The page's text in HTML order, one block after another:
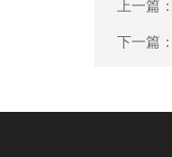
上一篇
下一篇